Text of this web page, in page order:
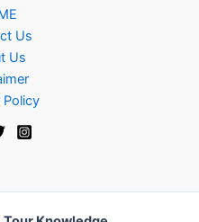
Us
Us
Policy